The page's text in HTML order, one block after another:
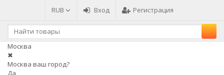
RUB Вход Регистрация
Москва
✖
Москва ваш город?
Да